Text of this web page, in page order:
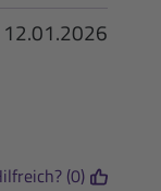
12.01.2026
(0)